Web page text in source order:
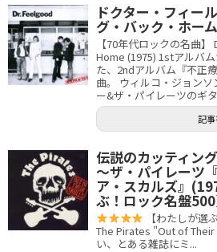
ドクター・フィー
グ・バック・ホー
【70年代ロックの名曲
Home (1975) 1stアルバ
た、2ndアルバム『不正
曲。 ウィルコ・ジョン
ー&ザ・パイレーツのギ
記
伝説のカッティン
〜ザ・パイレーツ
ア・スカルズ』
ぶ！ロック名盤
【わたしが選
The Pirates "Out of Their
い、とある雑誌にミ...